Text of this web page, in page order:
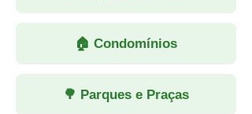
🏠 Condomínios
🌳 Parques e Praças